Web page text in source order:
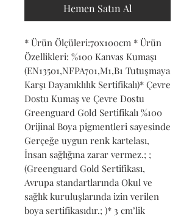
Hemen Satın Al
* Ürün Ölçüleri:70x100cm * Ürün
Özellikleri: %100 Kanvas Kumaşı
(EN13501,NFPA701,M1,B1 Tutuşmaya
Karşı Dayanıklılık Sertifikalı)* Çevre
Dostu Kumaş ve Çevre Dostu
Greenguard Gold Sertifikalı %100
Orijinal Boya pigmentleri sayesinde
Gerçeğe uygun renk kartelası,
İnsan sağlığına zarar vermez.; ;
(Greenguard Gold Sertifikası,
Avrupa standartlarında Okul ve
sağlık kuruluşlarında izin verilen
boya sertifikasıdır.; )* 3 cm’lik